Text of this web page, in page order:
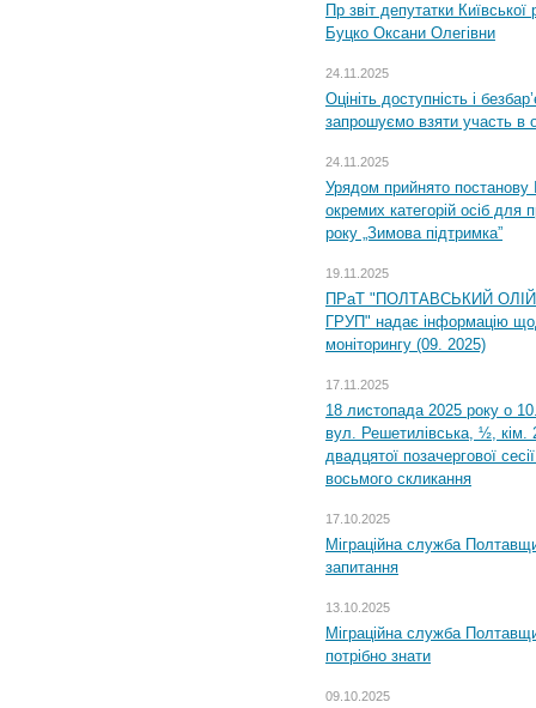
Пр звіт депутатки
Буцко Оксани Олегівни
24.11.2025
Оцініть доступність і
запрошуємо взяти участь в
24.11.2025
Урядом прийнято постанову
окремих категорій осіб для
року „Зимова підтримка”
19.11.2025
ПРаТ "ПОЛТАВСЬКИЙ
ГРУП" надає інформацію
моніторингу (09. 2025)
17.11.2025
18 листопада 2025 року о
вул. Решетилівська, ½, кім.
двадцятої позачергової
восьмого скликання
17.10.2025
Міграційна служба
запитання
13.10.2025
Міграційна служба
потрібно знати
09.10.2025